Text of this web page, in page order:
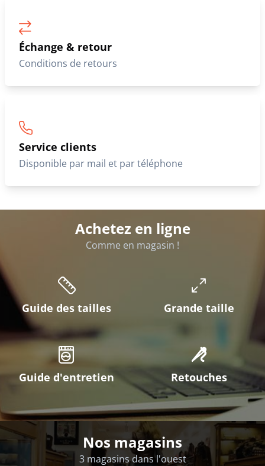
Échange & retour
Conditions de retours
Service clients
Disponible par mail et par téléphone
Achetez en ligne
Comme en magasin !
Guide des tailles Grande taille
Guide d'entretien Retouches
Nos magasins
3 magasins dans l'ouest